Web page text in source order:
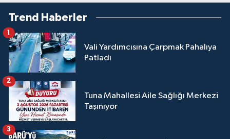
Trend Haberler
Vali Yardımcısına Çarpmak Pahalıya
Patladı
1
Tuna Mahallesi Aile Sağlığı Merkezi
Taşınıyor
2
3